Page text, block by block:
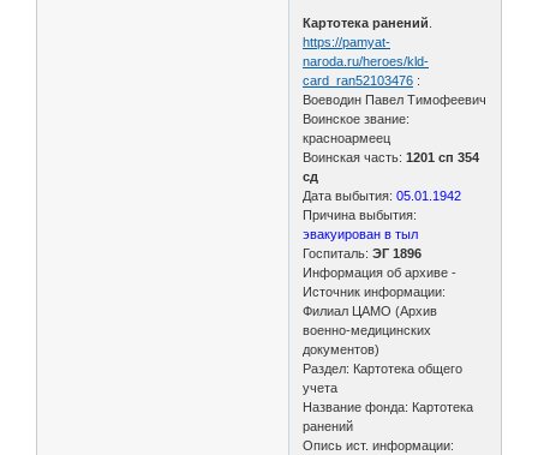
Картотека ранений
https://pamyat-
naroda.ru/heroes/kld-
card_ran52103476 :
Воеводин Павел Тимофеевич
Воинское звание:
красноармеец
Воинская часть:1201 сп 354
сд
Дата выбытия:05.01.1942
Причина выбытия:
эвакуирован в тыл
Госпиталь: ЭГ 1896
Информация об архиве -
Источник информации:
Филиал ЦАМО (Архив
военно-медицинских
документов)
Раздел: Картотека общего
учета
Название фонда: Картотека
ранений
Опись ист. информации: